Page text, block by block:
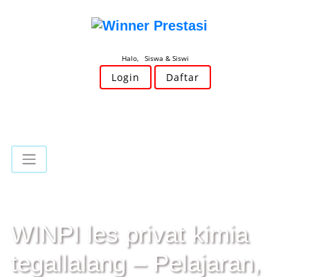
Halo, Siswa & Siswi
Login Daftar
WINPI les privat kimia
tegallalang – Pelajaran,